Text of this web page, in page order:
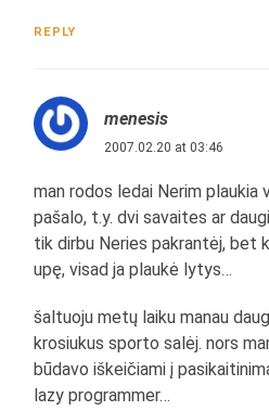
REPLY
menesis
2007.02.20 at 03:46
man rodos ledai Nerim plaukia
pašalo, t.y. dvi savaites ar
tik dirbu Neries pakrantėj, bet
upę, visad ja plaukė lytys…
šaltuoju metų laiku manau
krosiukus sporto salėj. nors
būdavo iškeičiami į
lazy programmer…